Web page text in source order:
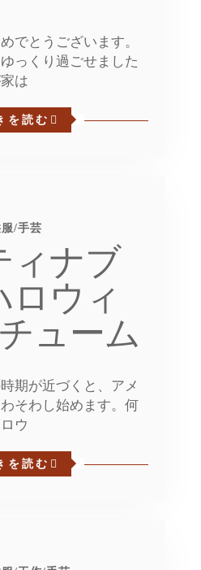
でとうございます。
っくり過ごせました
は
を読む
/手芸
ィナブ
ロウィ
ューム
期が近づくと、アメ
そわし始めます。何
ウ
を読む